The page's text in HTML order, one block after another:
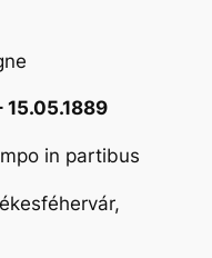
15.05.1889
in partibus